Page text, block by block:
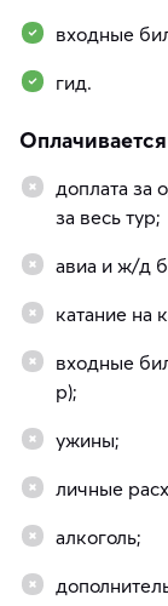
входные
гид.
доплата за
за весь тур;
авиа и ж/д
катание на
входные
р);
ужины;
личные
алкоголь;